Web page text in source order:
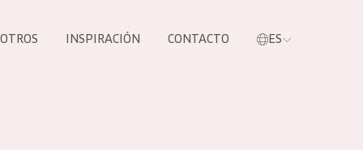
INSPIRACIÓN CONTACTO ES